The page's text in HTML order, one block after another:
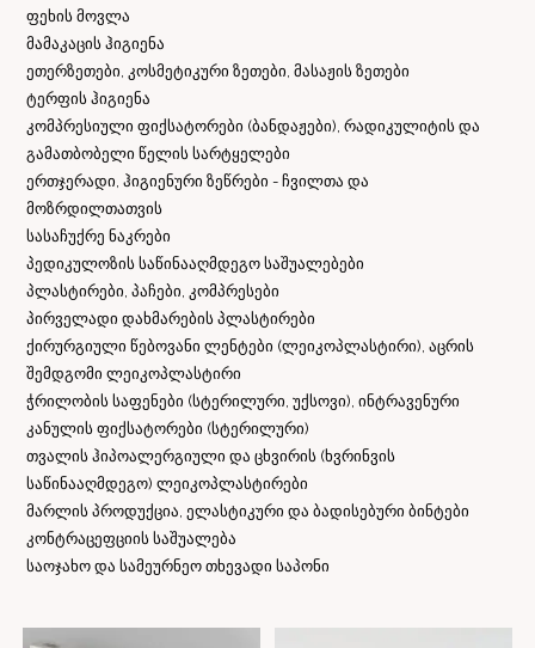
ფეხის მოვლა
მამაკაცის ჰიგიენა
ეთერზეთები, კოსმეტიკური ზეთები, მასაჟის ზეთები
ტერფის ჰიგიენა
კომპრესიული ფიქსატორები (ბანდაჟები), რადიკულიტის და
გამათბობელი წელის სარტყელები
ერთჯერადი, ჰიგიენური ზეწრები - ჩვილთა და
მოზრდილთათვის
სასაჩუქრე ნაკრები
პედიკულოზის საწინააღმდეგო საშუალებები
პლასტირები, პაჩები, კომპრესები
პირველადი დახმარების პლასტირები
ქირურგიული წებოვანი ლენტები (ლეიკოპლასტირი), აცრის
შემდგომი ლეიკოპლასტირი
ჭრილობის საფენები (სტერილური, უქსოვი), ინტრავენური
კანულის ფიქსატორები (სტერილური)
თვალის ჰიპოალერგიული და ცხვირის (ხვრინვის
საწინააღმდეგო) ლეიკოპლასტირები
მარლის პროდუქცია, ელასტიკური და ბადისებური ბინტები
კონტრაცეფციის საშუალება
საოჯახო და სამეურნეო თხევადი საპონი